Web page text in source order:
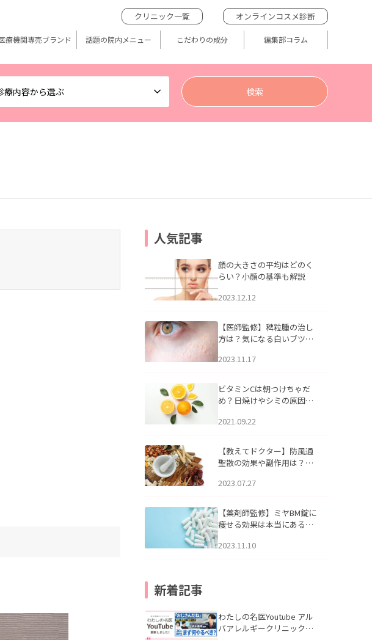
療内容から選ぶ
クリニック一覧 オンラインコスメ診断
療機関専売ブランド 話題の院内メニュー こだわりの成分 編集部コラム
人気記事
顔の大きさの平均はどのく
らい？小顔の基準も解説
2023.12.12
【医師監修】稗粒腫の治し
方は？気になる白いブツブ
アについて
2023.11.17
ビタミンCは朝つけちゃだ
め？日焼けやシミの原因に
2021.09.22
【教えてドクター】防風通
聖散の効果や副作用は？長
2023.07.27
【薬剤師監修】ミヤBM錠に
痩せる効果は本当にある
2023.11.10
新着記事
わたしの名医Youtube アル
バアレルギークリニック札